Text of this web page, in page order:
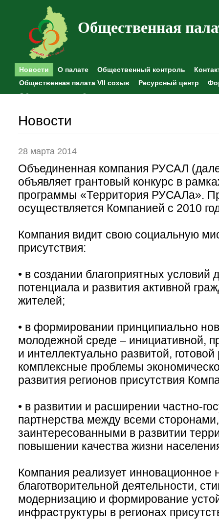
Общественная
Новости О палате Общественный контроль
Общественная палата VII созыв
Ресурсный центр
Общественные наблюдения
Новости
28 марта 2014
Объединенная компания РУСАЛ
объявляет грантовый конкурс в
программы «Территория РУСАЛа».
осуществляется Компанией с 2010
Компания видит свою социальную
присутствия:
• в создании благоприятных условий
потенциала и развития активной
жителей;
• в формировании принципиально
молодежной среде – инициативной,
и интеллектуально развитой,
комплексные проблемы
развития регионов присутствия
• в развитии и расширении частно-
партнерства между всеми сторонами,
заинтересованными в развитии
повышении качества жизни
Компания реализует инновационное
благотворительной деятельности,
модернизацию и формирование
инфраструктуры в регионах